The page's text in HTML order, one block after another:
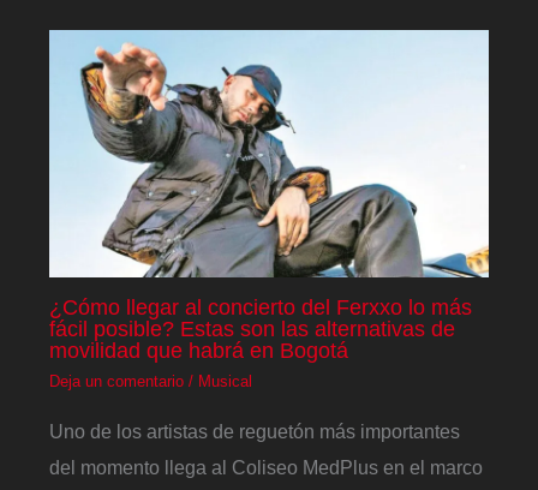
¿Cómo llegar al concierto del Ferxxo lo más
fácil posible? Estas son las alternativas de
movilidad que habrá en Bogotá
Deja un comentario / Musical
Uno de los artistas de reguetón más importantes
del momento llega al Coliseo MedPlus en el marco